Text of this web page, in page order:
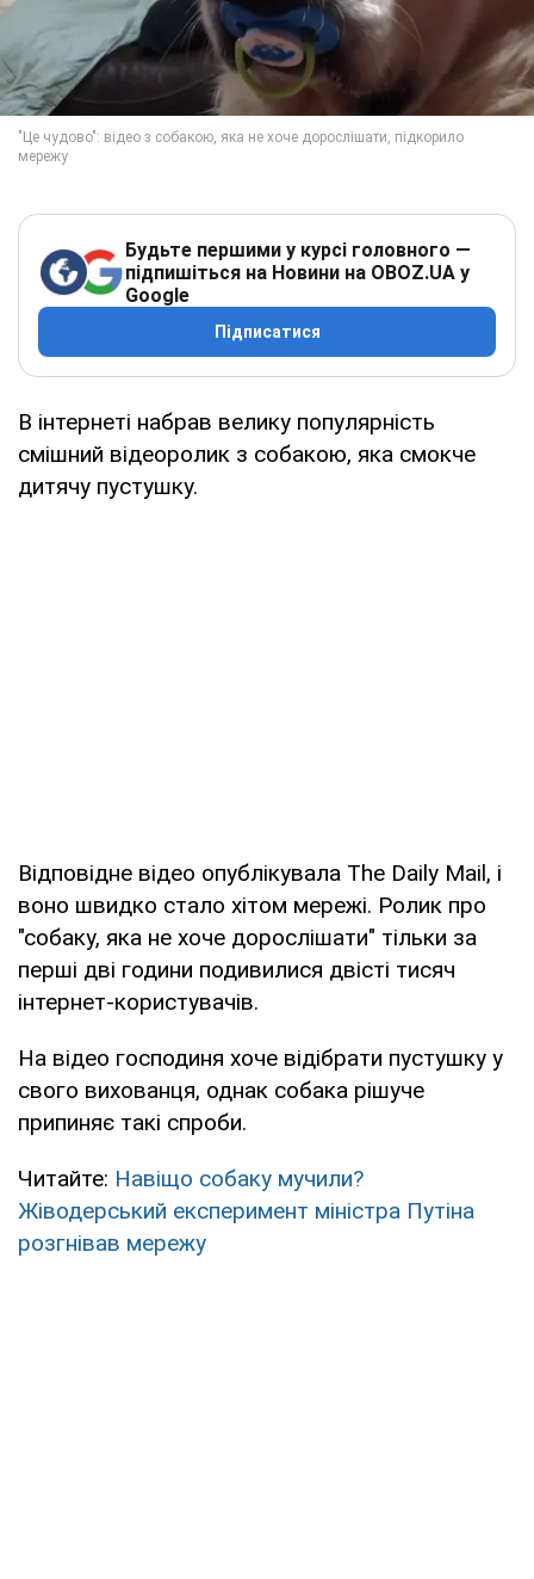
Будьте першими у курсі головного —
підпишіться на Новини на OBOZ.UA у
Google
Підписатися
В інтернеті набрав велику популярність
смішний відеоролик з собакою, яка смокче
дитячу пустушку.
Відповідне відео опублікувала The Daily Mail, і
воно швидко стало хітом мережі. Ролик про
"собаку, яка не хоче дорослішати" тільки за
перші дві години подивилися двісті тисяч
інтернет-користувачів.
На відео господиня хоче відібрати пустушку у
свого вихованця, однак собака рішуче
припиняє такі спроби.
Читайте: Навіщо собаку мучили?
Жіводерський експеримент міністра Путіна
розгнівав мережу